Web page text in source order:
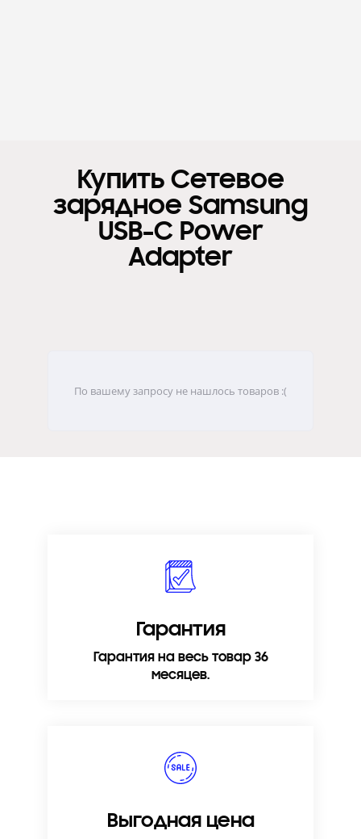
Купить Сетевое
зарядное Samsung
USB-C Power
Adapter
По вашему запросу не нашлось товаров :(
Гарантия
Гарантия на весь товар 36
месяцев.
Выгодная цена